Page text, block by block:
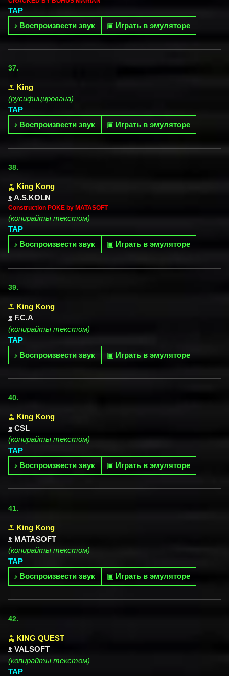
TAP
♪ Воспроизвести звук ▣ Играть в эмуляторе
37.
King
(русифицирована)
TAP
♪ Воспроизвести звук ▣ Играть в эмуляторе
38.
King Kong
A.S.KOLN
Construction POKE by MATASOFT
(копирайты текстом)
TAP
♪ Воспроизвести звук ▣ Играть в эмуляторе
39.
King Kong
F.C.A
(копирайты текстом)
TAP
♪ Воспроизвести звук ▣ Играть в эмуляторе
40.
King Kong
CSL
(копирайты текстом)
TAP
♪ Воспроизвести звук ▣ Играть в эмуляторе
41.
King Kong
MATASOFT
(копирайты текстом)
TAP
♪ Воспроизвести звук ▣ Играть в эмуляторе
42.
KING QUEST
VALSOFT
(копирайты текстом)
TAP